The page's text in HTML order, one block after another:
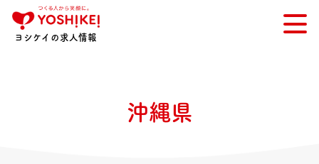
ヨシケイの求人情報
沖縄県